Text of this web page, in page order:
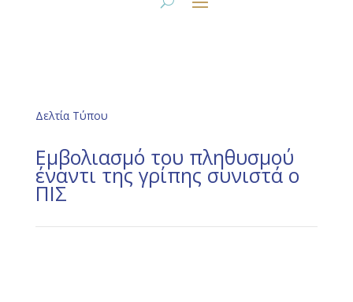
Δελτία Τύπου
Eμβολιασμό του πληθυσμού
έναντι της γρίπης συνιστά ο
ΠΙΣ